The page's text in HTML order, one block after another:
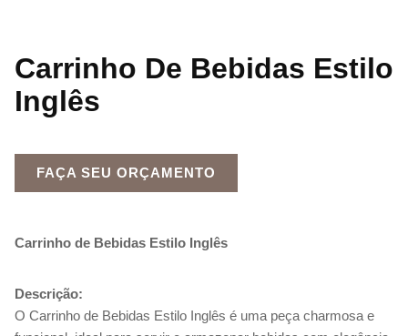
Carrinho De Bebidas Estilo
Inglês
FAÇA SEU ORÇAMENTO
Carrinho de Bebidas Estilo Inglês
Descrição:
O Carrinho de Bebidas Estilo Inglês é uma peça charmosa e